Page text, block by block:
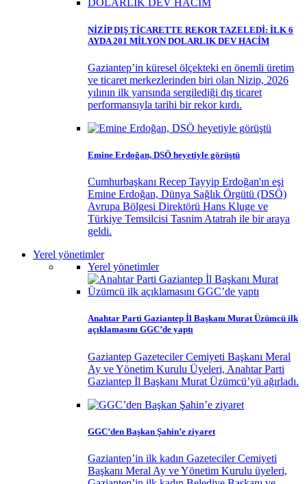
NİZİP DIŞ TİCARETTE REKOR TAZELEDİ: İLK 6
AYDA 201 MİLYON DOLARLIK DEV HACİM
Gaziantep’in küresel ölçekteki en önemli üretim
ve ticaret merkezlerinden biri olan Nizip, 2026
yılının ilk yarısında sergilediği dış ticaret
performansıyla tarihi bir rekor kırdı.
Emine Erdoğan, DSÖ heyetiyle görüştü
Cumhurbaşkanı Recep Tayyip Erdoğan'ın eşi
Emine Erdoğan, Dünya Sağlık Örgütü (DSÖ)
Avrupa Bölgesi Direktörü Hans Kluge ve
Türkiye Temsilcisi Tasnim Atatrah ile bir araya
geldi.
Yerel yönetimler
Yerel yönetimler
Anahtar Parti Gaziantep İl Başkanı Murat Üzümcü ilk
açıklamasını GGC’de yaptı
Gaziantep Gazeteciler Cemiyeti Başkanı Meral
Ay ve Yönetim Kurulu Üyeleri, Anahtar Parti
Gaziantep İl Başkanı Murat Üzümcü’yü ağırladı.
GGC’den Başkan Şahin’e ziyaret
Gaziantep’in ilk kadın Gazeteciler Cemiyeti
Başkanı Meral Ay ve Yönetim Kurulu üyeleri,